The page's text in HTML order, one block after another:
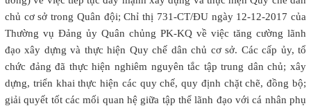
chủ cơ sở trong Quân đội; Chỉ thị 731-CT/ĐU ngày 12-12-2017 của
Thường vụ Đảng ủy Quân chủng PK-KQ về việc tăng cường lãnh
đạo xây dựng và thực hiện Quy chế dân chủ cơ sở. Các cấp ủy, tổ
chức đảng đã thực hiện nghiêm nguyên tắc tập trung dân chủ; xây
dựng, triển khai thực hiện các quy chế, quy định chặt chẽ, đồng bộ;
giải quyết tốt các mối quan hệ giữa tập thể lãnh đạo với cá nhân phụ